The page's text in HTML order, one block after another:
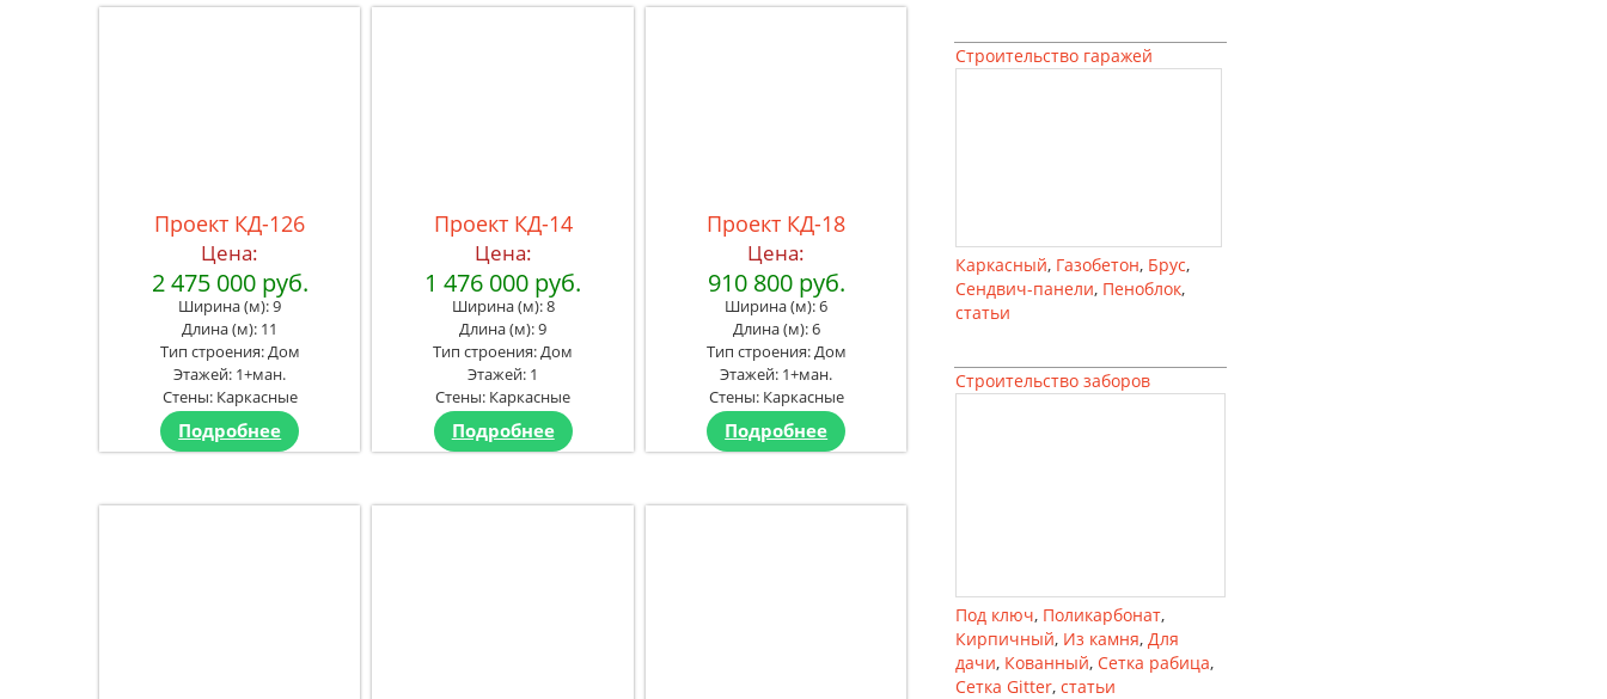
Проект КД-126
Цена:
2 475 000 руб.
Ширина (м): 9
Длина (м): 11
Тип строения: Дом
Этажей: 1+ман.
Стены: Каркасные
Подробнее
Проект КД-14
Цена:
1 476 000 руб.
Ширина (м): 8
Длина (м): 9
Тип строения: Дом
Этажей: 1
Стены: Каркасные
Подробнее
Проект КД-18
Цена:
910 800 руб.
Ширина (м): 6
Длина (м): 6
Тип строения: Дом
Этажей: 1+ман.
Стены: Каркасные
Подробнее
Строительство гаражей
Каркасный, Газобетон, Брус,
Сендвич-панели, Пеноблок,
статьи
Строительство заборов
Под ключ, Поликарбонат,
Кирпичный, Из камня, Для
дачи, Кованный, Сетка рабица,
Сетка Gitter, статьи